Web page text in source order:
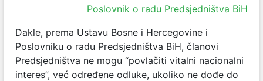
Poslovnik o radu Predsjedništva BiH
Dakle, prema Ustavu Bosne i Hercegovine i
Poslovniku o radu Predsjedništva BiH, članovi
Predsjedništva ne mogu “povlačiti vitalni nacionalni
interes”, već određene odluke, ukoliko ne dođe do